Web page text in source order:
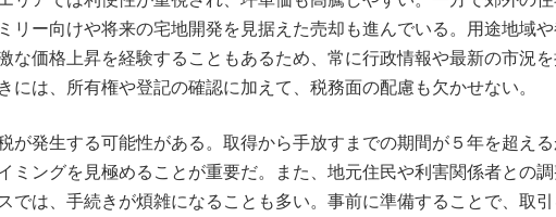
リー向けや将来の宅地開発を見据えた売却も進んでいる。用途地域
な価格上昇を経験することもあるため、常に行政情報や最新の市況
には、所有権や登記の確認に加えて、税務面の配慮も欠かせない。
が発生する可能性がある。取得から手放すまでの期間が５年を超え
ミングを見極めることが重要だ。また、地元住民や利害関係者との
では、手続きが煩雑になることも多い。事前に準備することで、取